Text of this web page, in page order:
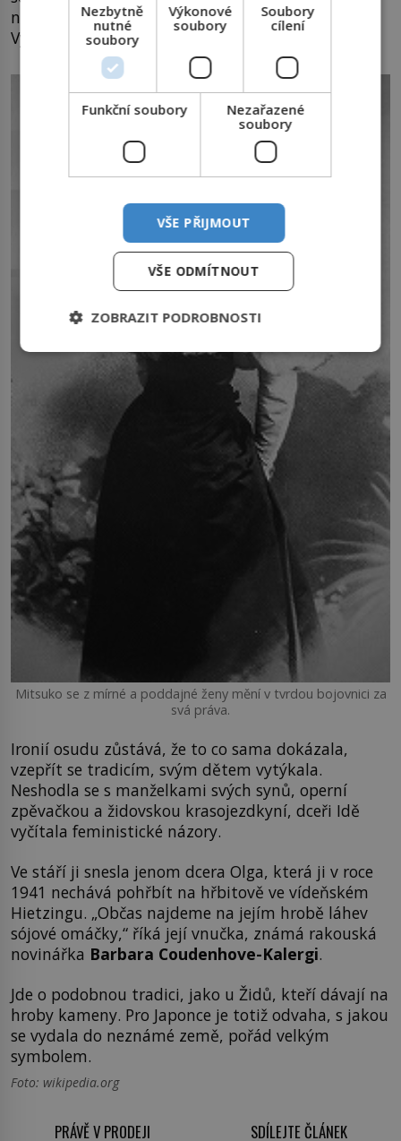
nepřátelské mocnosti, pro ni nejsou žádný med.
Vycestovat do rodné země nemůže.
Mitsuko se z mírné a poddajné ženy mění v tvrdou bojovnici za
svá práva.
Ironií osudu zůstává, že to co sama dokázala,
vzepřít se tradicím, svým dětem vytýkala.
Neshodla se s manželkami svých synů, operní
zpěvačkou a židovskou krasojezdkyní, dceři Idě
vyčítala feministické názory.
Ve stáří ji snesla jenom dcera Olga, která ji v roce
1941 nechává pohřbít na hřbitově ve vídeňském
Hietzingu. „Občas najdeme na jejím hrobě láhev
sójové omáčky,“ říká její vnučka, známá rakouská
novinářka Barbara Coudenhove-Kalergi.
Jde o podobnou tradici, jako u Židů, kteří dávají na
hroby kameny. Pro Japonce je totiž odvaha, s jakou
se vydala do neznámé země, pořád velkým
symbolem.
Foto: wikipedia.org
PRÁVĚ V PRODEJI SDÍLEJTE ČLÁNEK
Nezbytně
nutné
soubory
Výkonové
soubory
Soubory
cílení
Funkční soubory
Nezařazené
soubory
VŠE PŘIJMOUT
VŠE ODMÍTNOUT
ZOBRAZIT PODROBNOSTI